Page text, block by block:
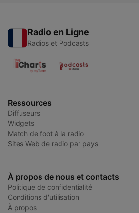
Radio en Ligne
Radios et Podcasts
Ressources
Diffuseurs
Widgets
Match de foot à la radio
Sites Web de radio par pays
À propos de nous et contacts
Politique de confidentialité
Conditions d'utilisation
À propos